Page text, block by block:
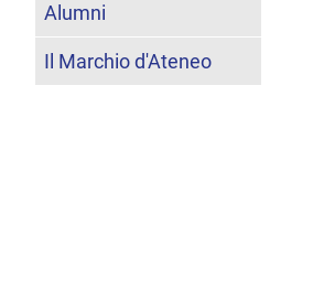
Alumni
Il Marchio d'Ateneo